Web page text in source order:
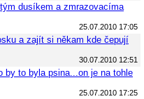
dusíkem a zmrazovacíma
25.07.2010 17:05
a zajít si někam kde čepují
30.07.2010 12:51
by to byla psina...on je na tohle
25.07.2010 17:25